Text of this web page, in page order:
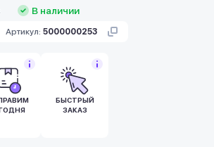
В наличии
Артикул: 5000000253
БЫСТРЫЙ
ЗАКАЗ